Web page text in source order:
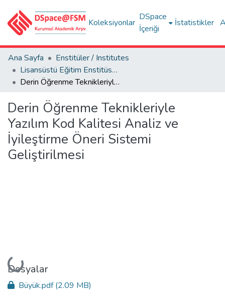
Koleksiyonlar
DSpace
İçeriği
İstatistikler
Ana Sayfa
Enstitüler / Institutes
Lisansüstü Eğitim Enstitüsü Tez Koleksiyonu
Derin Öğrenme Teknikleriyle Yazılım Kod Kalitesi Analiz ve İyileştirme Öneri Sistemi Geliştirilmesi
Derin Öğrenme Teknikleriyle
Yazılım Kod Kalitesi Analiz ve
İyileştirme Öneri Sistemi
Geliştirilmesi
Yükleniyor...
Dosyalar
Büyük.pdf(2.09 MB)